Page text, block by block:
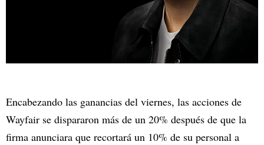
Encabezando las ganancias del viernes, las acciones de
Wayfair se dispararon más de un 20% después de que la
firma anunciara que recortará un 10% de su personal a